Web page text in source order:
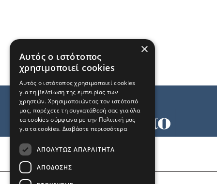
×
Αυτός ο ιστότοπος
χρησιμοποιεί cookies
Αυτός ο ιστότοπος χρησιμοποιεί cookies
για τη βελτίωση της εμπειρίας των
χρηστών. Χρησιμοποιώντας τον ιστότοπό
μας, παρέχετε τη συγκατάθεσή σας για όλα
τα cookies σύμφωνα με την Πολιτική μας
για τα cookies. Διαβάστε περισσότερα
ΑΠΟΛΎΤΩΣ ΑΠΑΡΑΊΤΗΤΑ
ΑΠΌΔΟΣΗΣ